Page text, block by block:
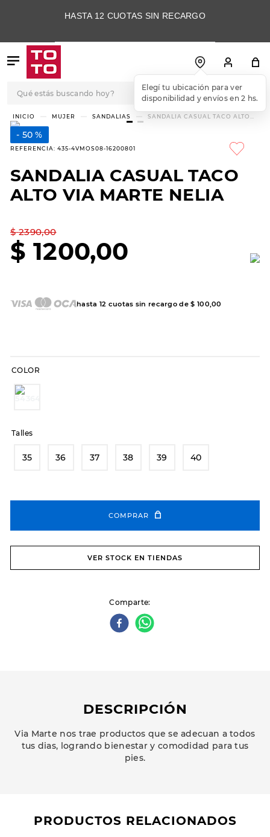
HASTA 12 CUOTAS SIN RECARGO
Elegí tu ubicación para ver
disponibilidad y envíos en 2 hs.
MUJER SANDALIAS
SANDALIA CASUAL TACO ALTO
50 %
REFERENCIA: 435-4VMOS08-16200801
SANDALIA CASUAL TACO
ALTO VIA MARTE NELIA
$ 2390,00
$ 1200,00
hasta 12 cuotas sin recargo de$ 100 ,00
COLOR
Talles
35 36 37 38 39 40
COMPRAR
VER STOCK EN TIENDAS
Comparte
DESCRIPCIÓN
Via Marte nos trae productos que se adecuan a todos
tus dias, logrando bienestar y comodidad para tus
pies.
PRODUCTOS RELACIONADOS
TÉRMINOS MÁS
BUSCADOS
3.
skechers slip-ins